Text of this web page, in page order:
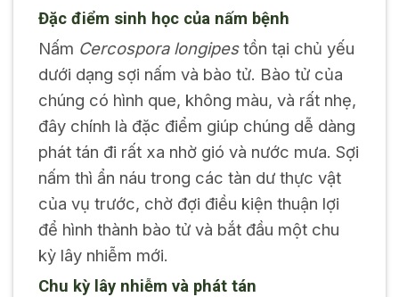
Đặc điểm sinh học của nấm bệnh
Nấm Cercospora longipestồn tại chủ yếu
dưới dạng sợi nấm và bào tử. Bào tử của
chúng có hình que, không màu, và rất nhẹ,
đây chính là đặc điểm giúp chúng dễ dàng
phát tán đi rất xa nhờ gió và nước mưa. Sợi
nấm thì ẩn náu trong các tàn dư thực vật
của vụ trước, chờ đợi điều kiện thuận lợi
để hình thành bào tử và bắt đầu một chu
kỳ lây nhiễm mới.
Chu kỳ lây nhiễm và phát tán